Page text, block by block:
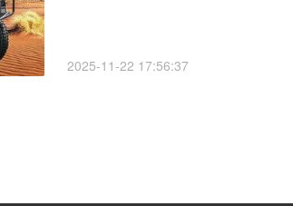
2025-11-22 17:56:37